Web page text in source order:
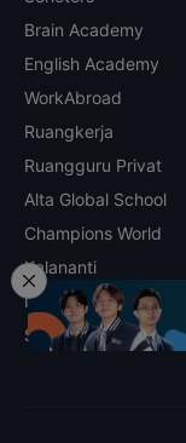
Brain Academy
English Academy
WorkAbroad
Ruangkerja
Ruangguru Privat
Alta Global School
Champions World
Kalananti
Math Champs
Skill Academy